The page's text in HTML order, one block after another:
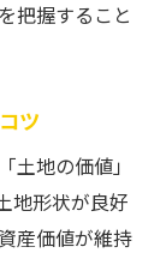
把握すること
ツ
地の価値」
地形状が良好
産価値が維持